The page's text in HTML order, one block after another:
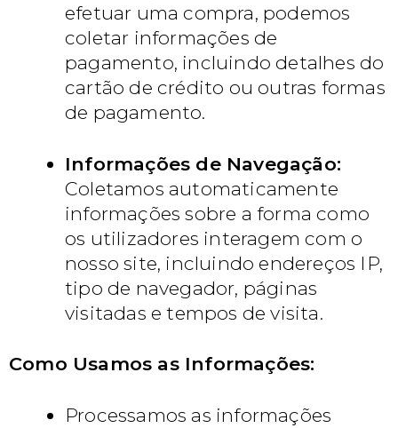
efetuar uma compra, podemos
coletar informações de
pagamento, incluindo detalhes do
cartão de crédito ou outras formas
de pagamento.
Informações de Navegação:
Coletamos automaticamente
informações sobre a forma como
os utilizadores interagem com o
nosso site, incluindo endereços IP,
tipo de navegador, páginas
visitadas e tempos de visita.
Como Usamos as Informações:
Processamos as informações